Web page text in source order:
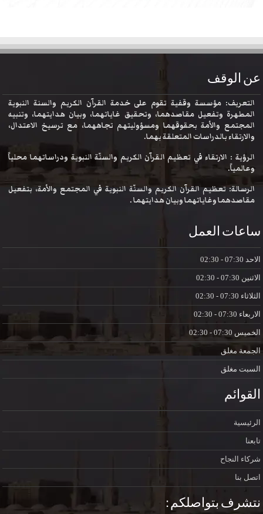
عن الوقف
التعريف: مؤسسة وقفية تقوم على خدمة القرآن الكريم والسنة النبوية
المطهرة وتفعيل مقاصدهما، وتحقيق غاياتهما، وبيان هدايتهما، وتنبيه
المجتمع والأمة بحقوقهما ومسؤوليتهم تجاههما، مع ترسيخ الاعتدال،
والارتقاء بالدراسات المتعلقة بهما.
الرؤية : الارتقاء في تعظيم القرآن الكريم والسنّة النبوية ودراساتهما محلياً
وعالمياً.
الرسالة: تعظيم القرآن الكريم والسنّة النبوية في المجتمع والأمة، بتفعيل
مقاصدهما وغاياتهما وبيان هدايتهما .
ساعات العمل
الاحد
الاثنين
الثلاثاء
الاربعاء
الخميس
الجمعة مغلق
السبت مغلق
القوائم
الرئيسية
تابعنا
شركاء النجاح
اتصل بنا
نتشرف بتواصلكم :